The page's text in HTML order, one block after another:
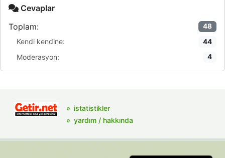
Cevaplar
Toplam:
48
Kendi kendine: 44
Moderasyon: 4
istatistikler
yardım / hakkında